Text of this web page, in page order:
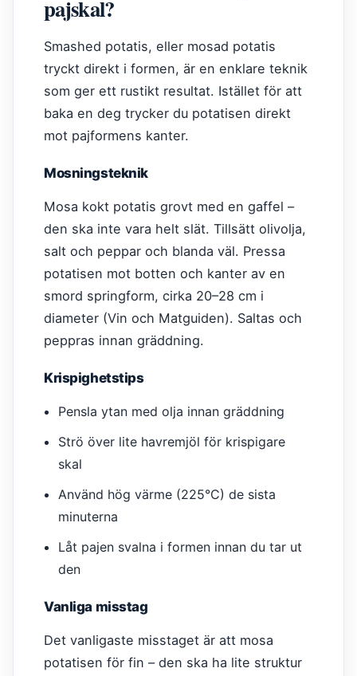
pajskal?
Smashed potatis, eller mosad potatis
tryckt direkt i formen, är en enklare teknik
som ger ett rustikt resultat. Istället för att
baka en deg trycker du potatisen direkt
mot pajformens kanter.
Mosningsteknik
Mosa kokt potatis grovt med en gaffel –
den ska inte vara helt slät. Tillsätt olivolja,
salt och peppar och blanda väl. Pressa
potatisen mot botten och kanter av en
smord springform, cirka 20–28 cm i
diameter (Vin och Matguiden). Saltas och
peppras innan gräddning.
Krispighetstips
Pensla ytan med olja innan gräddning
Strö över lite havremjöl för krispigare
skal
Använd hög värme (225°C) de sista
minuterna
Låt pajen svalna i formen innan du tar ut
den
Vanliga misstag
Det vanligaste misstaget är att mosa
potatisen för fin – den ska ha lite struktur